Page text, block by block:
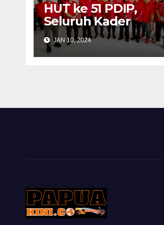
HUT ke 51 PDIP,
Seluruh Kader
Diingatkan Selalu
Komunikasi
Dengan Masyarakat
JAN 10, 2024